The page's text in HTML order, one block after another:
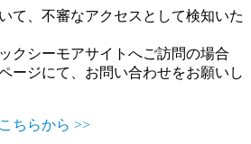
て、不審なアクセスとして検知いた
クシーモアサイトへご訪問の場合
ージにて、お問い合わせをお願いし
ちらから >>